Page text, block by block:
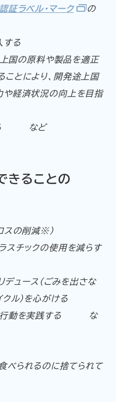
証ラベル・マーク
の
する
上国の原料や製品を適正
とにより、開発途上国
や経済状況の向上を目指
する など
きることの
スの削減※）
スチックの使用を減らす
歩く
デュース（ごみを出さな
クル）を心がける
る行動を実践する な
べられるのに捨てられて